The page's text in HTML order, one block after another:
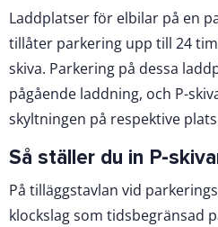
Laddplatser för elbilar på en
tillåter parkering upp till 24
skiva. Parkering på dessa
pågående laddning, och P-
skyltningen på respektive
Så ställer du in P-
På tilläggstavlan vid
klockslag som tidsbegränsad